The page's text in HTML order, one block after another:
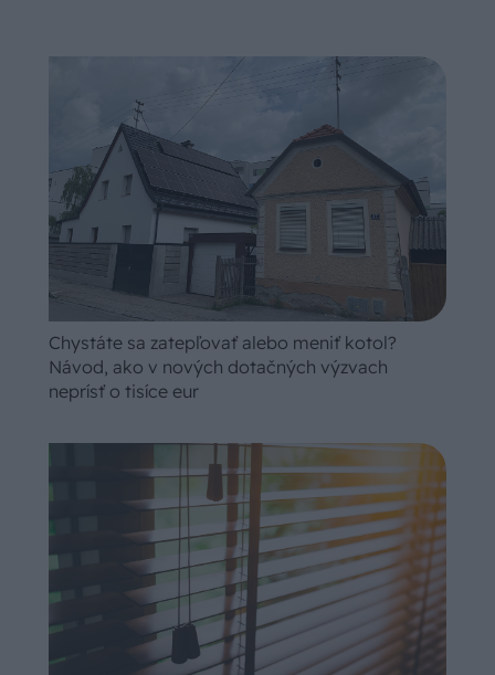
Chystáte sa zatepľovať alebo meniť kotol?
Návod, ako v nových dotačných výzvach
neprísť o tisíce eur